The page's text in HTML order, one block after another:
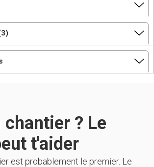
chantier ? Le
t'aider
est probablement le premier. Le